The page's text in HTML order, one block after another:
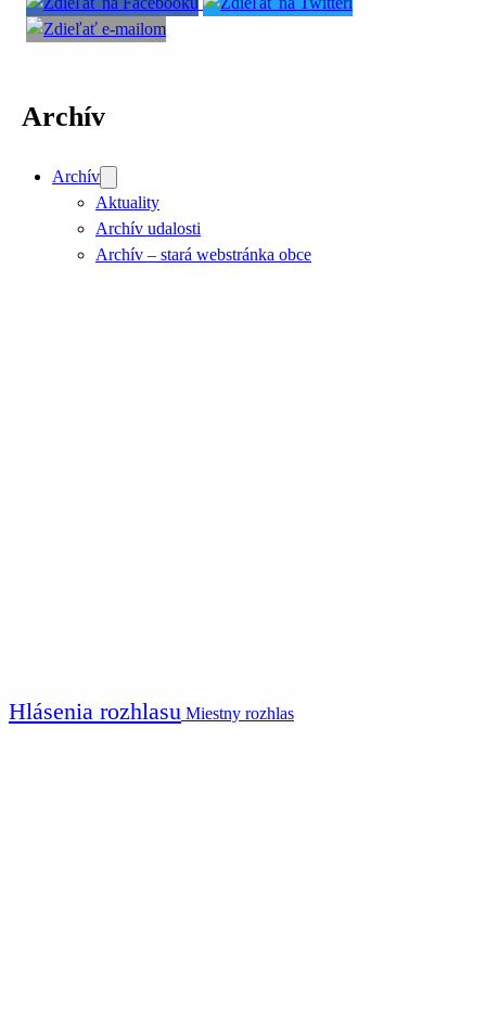
Archív
Archív
Aktuality
Archív udalosti
Archív – stará webstránka obce
Hlásenia rozhlasu Miestny rozhlas